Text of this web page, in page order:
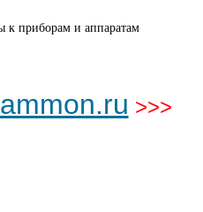
ammon.ru >>>